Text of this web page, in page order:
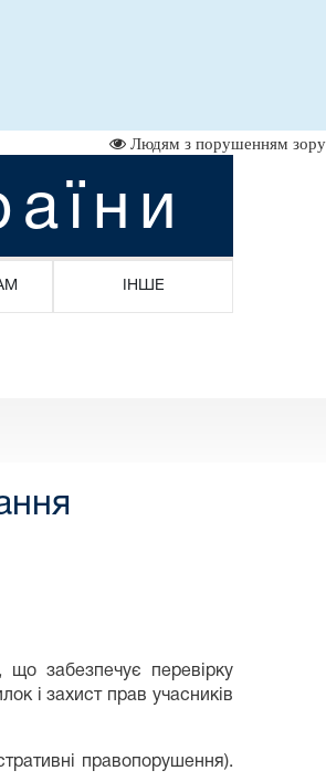
Людям з порушенням зору
ІНШЕ
забезпечує перевірку
і захист прав учасників
правопорушення).